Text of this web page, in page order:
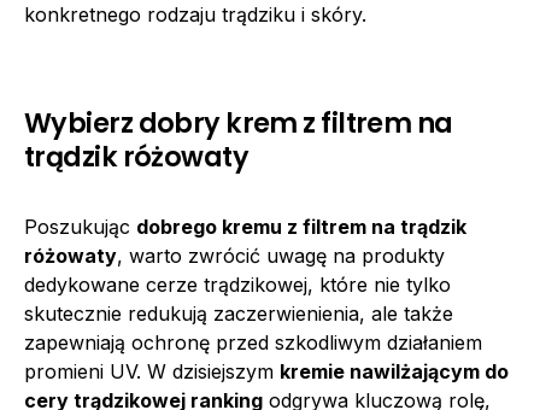
konkretnego rodzaju trądziku i skóry.
Wybierz dobry krem z filtrem na
trądzik różowaty
Poszukując dobrego kremu z filtrem na trądzik
różowaty, warto zwrócić uwagę na produkty
dedykowane cerze trądzikowej, które nie tylko
skutecznie redukują zaczerwienienia, ale także
zapewniają ochronę przed szkodliwym działaniem
promieni UV. W dzisiejszym kremie nawilżającym do
cery trądzikowej ranking odgrywa kluczową rolę,